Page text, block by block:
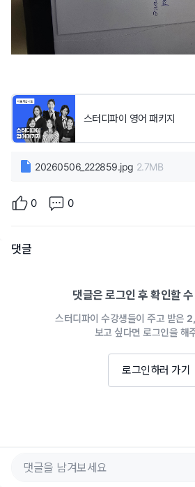
스터디파이 영어 패키지
20260506_222859.jpg 2.7MB
0 0
댓글
댓글은 로그인 후 확인할
스터디파이 수강생들이 주고 받은
보고 싶다면 로그인을 해
로그인하러 가기